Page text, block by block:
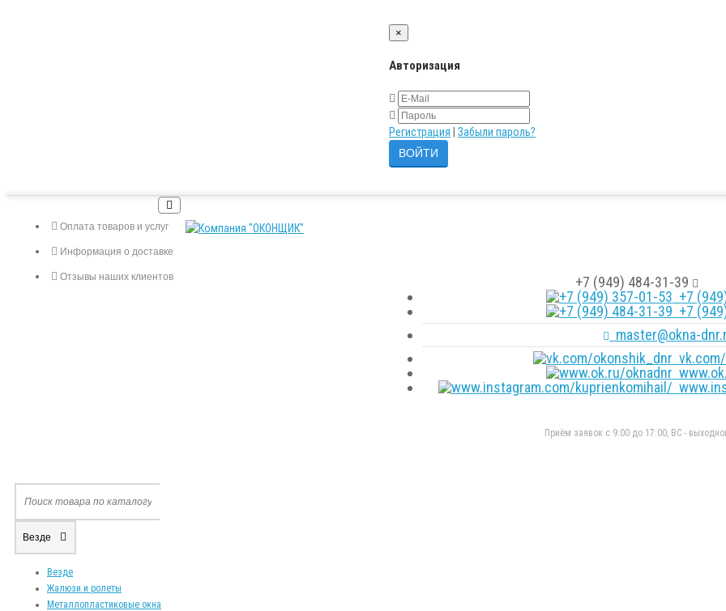
×
Авторизация
Регистрация Забыли пароль?
Оплата товаров и услуг
Информация о доставке
Отзывы наших клиентов
+7 (949) 484-31-39
+7
+7
master@okna-
Приём заявок с 9:00 до 17:00, ВС -
Везде
Везде
Жалюзи и ролеты
Металлопластиковые окна